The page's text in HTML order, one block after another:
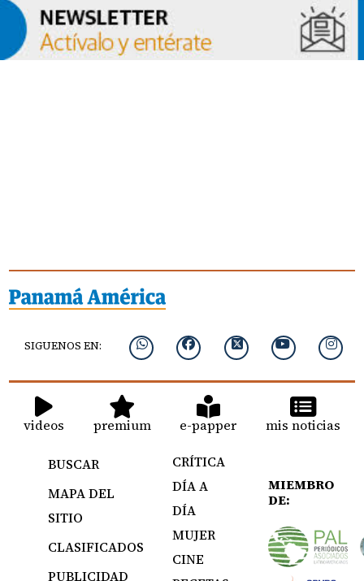
SIGUENOS EN:
videos premium e-papper mis noticias
BUSCAR
MAPA DEL
SITIO
CLASIFICADOS
PUBLICIDAD
CRÍTICA
DÍA A
DÍA
MUJER
CINE
MIEMBRO
DE: